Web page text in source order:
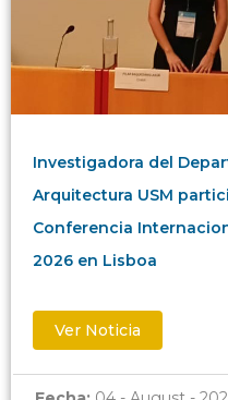
Investigadora del
Arquitectura USM
Conferencia
2026 en Lisboa
Ver Noticia